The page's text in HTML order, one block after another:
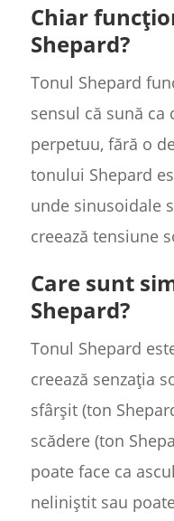
Chiar
Shepard?
Tonul Shepard
sensul că sună ca
perpetuu, fără o
tonului Shepard
unde sinusoidale
creează tensiune
Care sunt
Shepard?
Tonul Shepard
creează senzația
sfârșit (ton
scădere (ton
poate face ca
neliniștit sau